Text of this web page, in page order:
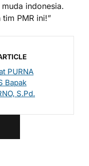
indonesia.
PMR ini!”
PURNA
Bapak
S.Pd.